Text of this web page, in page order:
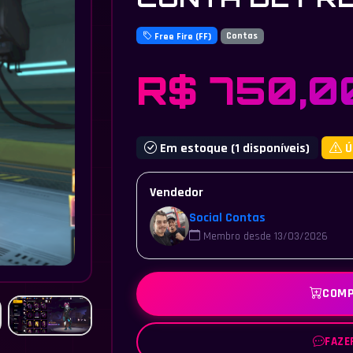
Free Fire (FF) Contas
R$
Em estoque (1 disponíveis)
Vendedor
Social Contas
Membro desde 13/03/2026